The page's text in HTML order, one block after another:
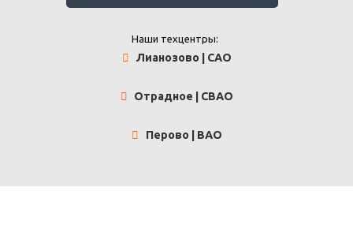
Наши техцентры:
Лианозово | САО
Отрадное | СВАО
Перово | ВАО